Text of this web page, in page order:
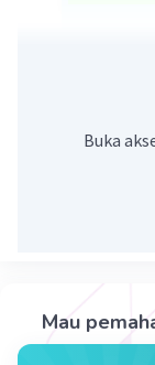
a√c +
a√c -
√48 -
=
= 4√3 -
Buka
Mau